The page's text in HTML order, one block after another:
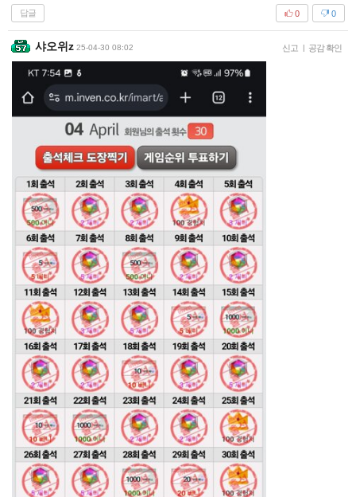
답글 0
0
샤오위z 25-04-30 08:02 신고 | 공감 확인